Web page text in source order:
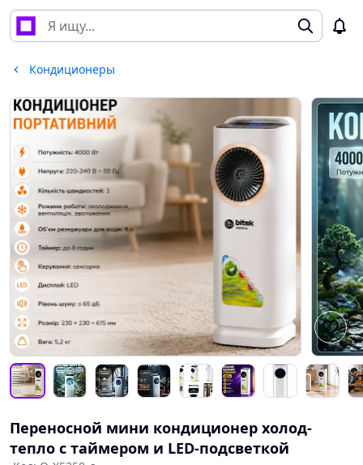
Кондиционеры
Переносной мини кондиционер холод-
тепло с таймером и LED-подсветкой